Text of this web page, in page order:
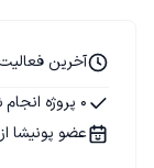
آخرین فعالیت 02 مهر
0 پروژه انجام شده
عضو پونیشا از 30 شهریور 1404